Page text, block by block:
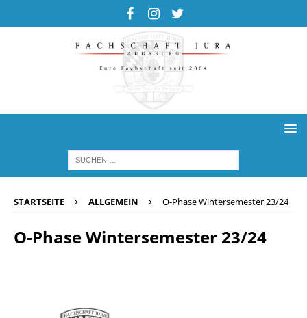
STARTSEITE ALLGEMEIN O-Phase Wintersemester 23/24
O-Phase Wintersemester 23/24